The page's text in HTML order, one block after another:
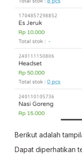
Berikut adalah
Dapat diperhatikan